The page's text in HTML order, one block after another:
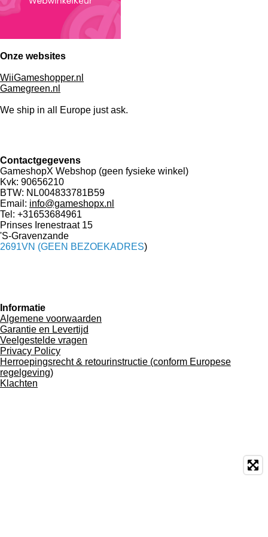
Onze websites
WiiGameshopper.nl
Gamegreen.nl
We ship in all Europe just ask.
Contactgegevens
GameshopX Webshop (geen fysieke winkel)
Kvk: 90656210
BTW: NL004833781B59
Email: info@gameshopx.nl
Tel: +31653684961
Prinses Irenestraat 15
'S-Gravenzande
2691VN (GEEN BEZOEKADRES)
Informatie
Algemene voorwaarden
Garantie en Levertijd
Veelgestelde vragen
Privacy Policy
Herroepingsrecht & retourinstructie (conform Europese
regelgeving)
Klachten